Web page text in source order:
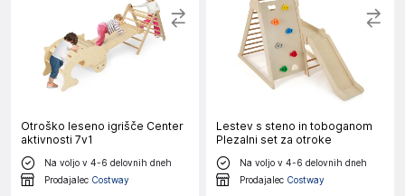
Otroško leseno igrišče Center
aktivnosti 7v1
Na voljo v 4-6 delovnih dneh
Prodajalec Costway
Lestev s steno in toboganom
Plezalni set za otroke
Na voljo v 4-6 delovnih dneh
Prodajalec Costway